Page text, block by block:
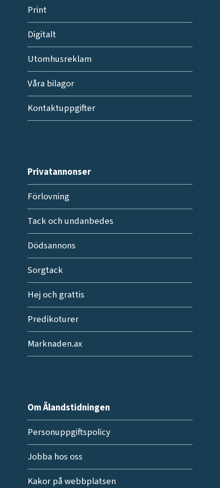
Print
Digitalt
Utomhusreklam
Våra bilagor
Kontaktuppgifter
Privatannonser
Förlovning
Tack och undanbedes
Dödsannons
Sorgtack
Hej och grattis
Predikoturer
Marknaden.ax
Om Ålandstidningen
Personuppgiftspolicy
Jobba hos oss
Kakor på webbplatsen